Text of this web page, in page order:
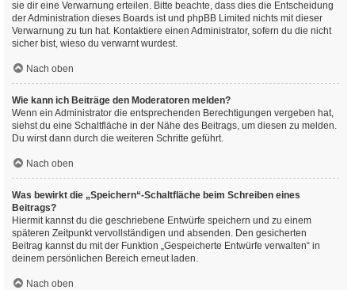
sie dir eine Verwarnung erteilen. Bitte beachte, dass dies die Entscheidung
der Administration dieses Boards ist und phpBB Limited nichts mit dieser
Verwarnung zu tun hat. Kontaktiere einen Administrator, sofern du die nicht
sicher bist, wieso du verwarnt wurdest.
Nach oben
Wie kann ich Beiträge den Moderatoren melden?
Wenn ein Administrator die entsprechenden Berechtigungen vergeben hat,
siehst du eine Schaltfläche in der Nähe des Beitrags, um diesen zu melden.
Du wirst dann durch die weiteren Schritte geführt.
Nach oben
Was bewirkt die „Speichern“-Schaltfläche beim Schreiben eines
Beitrags?
Hiermit kannst du die geschriebene Entwürfe speichern und zu einem
späteren Zeitpunkt vervollständigen und absenden. Den gesicherten
Beitrag kannst du mit der Funktion „Gespeicherte Entwürfe verwalten“ in
deinem persönlichen Bereich erneut laden.
Nach oben